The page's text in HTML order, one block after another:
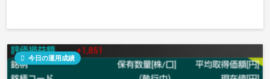
 今日の運用成績